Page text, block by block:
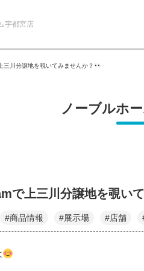
宇都宮店
三川分譲地を覗いてみませんか？
ノーブルホ
で上三川分譲地を覗い
#商品情報 #展示場 #店舗